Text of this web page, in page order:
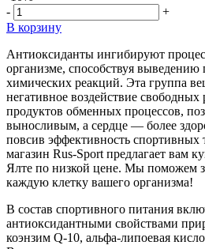
-
+
В корзину
Антиоксиданты ингибируют
организме, способствуя выведению
химических реакций. Эта группа
негативное воздействие
продуктов обменных процессов,
выносливым, а сердце — более
повсив эффективность
магазин Rus-Sport предлагает вам
Ялте по низкой цене. Мы поможем
каждую клетку вашего организма!
В состав спортивного питания
антиоксидантными свойствами
коэнзим Q-10, альфа-липоевая